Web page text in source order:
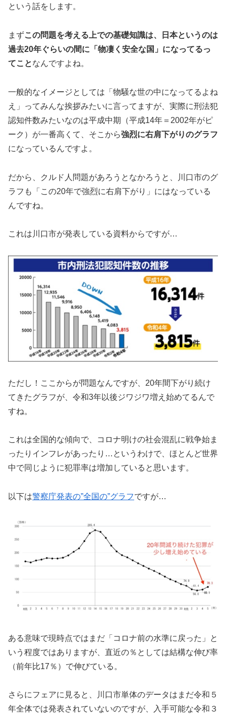
という話をします。
まずこの問題を考える上での基礎知識は、日本というのは
過去20年ぐらいの間に「物凄く安全な国」になってるっ
てことなんですよね。
一般的なイメージとしては「物騒な世の中になってるよね
え」ってみんな挨拶みたいに言ってますが、実際に刑法犯
認知件数みたいなのは平成中期（平成14年＝2002年がピ
ーク）が一番高くて、そこから強烈に右肩下がりのグラフ
になっているんですよ。
だから、クルド人問題があろうとなかろうと、川口市のグ
ラフも「この20年で強烈に右肩下がり」にはなっている
んですね。
これは川口市が発表している資料からですが…
ただし！ここからが問題なんですが、20年間下がり続け
てきたグラフが、令和3年以後ジワジワ増え始めてるんで
すね。
これは全国的な傾向で、コロナ明けの社会混乱に戦争始ま
ったりインフレがあったり…というわけで、ほとんど世界
中で同じように犯罪率は増加していると思います。
以下は警察庁発表の”全国の”グラフですが…
ある意味で現時点ではまだ「コロナ前の水準に戻った」と
いう程度ではありますが、直近の％としては結構な伸び率
（前年比17％）で伸びている。
さらにフェアに見ると、川口市単体のデータはまだ令和５
年全体では発表されていないのですが、入手可能な令和３